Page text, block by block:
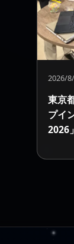
2026/
東京
プイ
2026